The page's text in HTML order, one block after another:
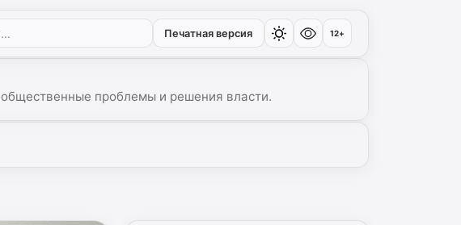
Печатная версия 12+
проблемы и решения власти.